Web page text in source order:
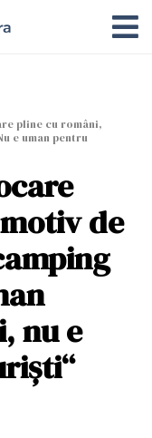
pline cu români,
e uman pentru
de
nu e